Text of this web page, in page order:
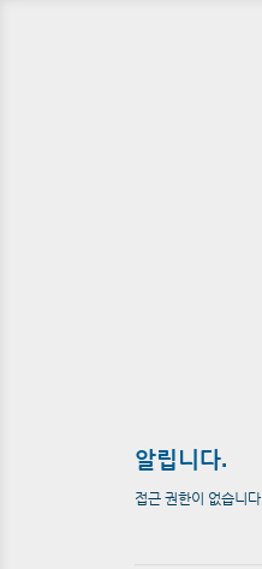
알립니다.
접근 권한이 없습니다.